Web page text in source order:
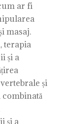
ar fi
masaj.
terapia
și a
și
și a